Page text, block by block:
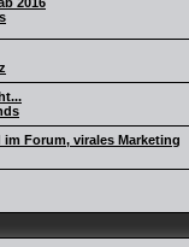
2016
Forum, virales Marketing